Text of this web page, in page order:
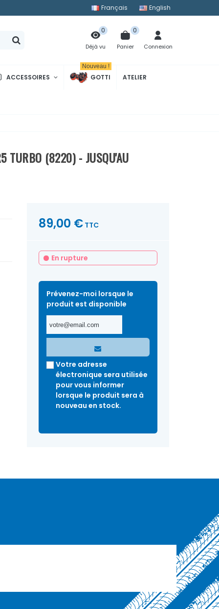
Français English
Déjà vu
0
Panier
0
Connexion
ACCESSOIRES GOTTI
Nouveau !
ATELIER
TURBO (8220) - JUSQU'AU
89,00 € TTC
En rupture
Prévenez-moi lorsque le
produit est disponible
Votre adresse
électronique sera utilisée
pour vous informer
lorsque le produit sera à
nouveau en stock.